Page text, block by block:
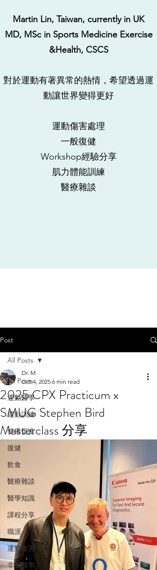
Martin Lin, Taiwan, currently in UK
MD, MSc in Sports Medicine Exercise
&Health, CSCS
對於運動有著異常的熱情，希望透過運
動讓世界變得更好
運動傷害處理
​一般復健
Workshop經驗分享
肌力體能訓練
​醫療雜談
Post
All Posts
運動醫學
運動訓練
健康促進
復健
飲食
醫療雜談
醫學知識
課程分享
職涯
運動傷害
非關醫學
All Posts
2025 CPX Practicum x
SMUG Stephen Bird
Masterclass 分享
Dr. M
Oct 4, 2025 6 min read